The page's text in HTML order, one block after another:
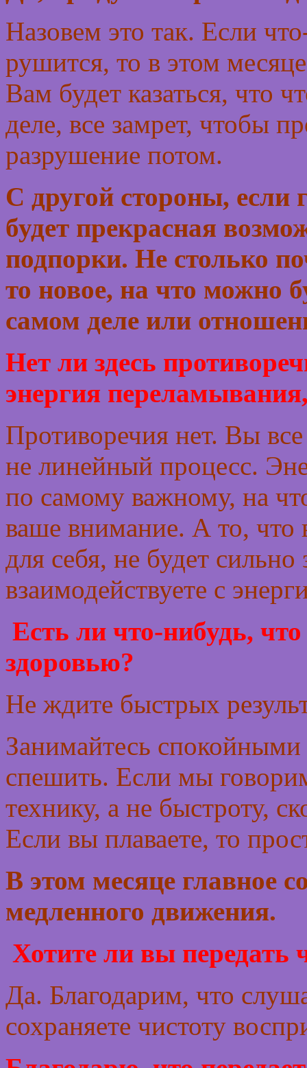
Назовем это так. Если
рушится, то в этом
Вам будет казаться, что
деле, все замрет, чтобы
разрушение потом.
С другой стороны, если
будет прекрасная
подпорки. Не столько
то новое, на что можно
самом деле или
Нет ли здесь
энергия
Противоречия нет. Вы
не линейный процесс.
по самому важному, на
ваше внимание. А то, что
для себя, не будет
взаимодействуете с
Есть ли что-нибудь,
здоровью?
Не ждите быстрых
Занимайтесь
спешить. Если мы
технику, а не быстроту,
Если вы плаваете, то
В этом месяце главное
медленного движения.
Хотите ли вы передать
Да. Благодарим, что
сохраняете чистоту